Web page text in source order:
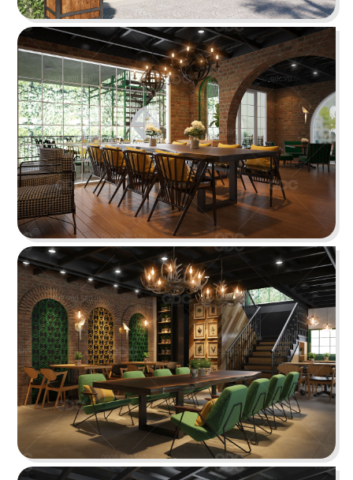
HỆ
KATINAT WATERBUS
Dự án được chúng tôi hoàn thiện gấp rút trong 35
ngày, mang đến một không gian thưởng thức
cafe - trà sữa ấn tượng
Chi tiết